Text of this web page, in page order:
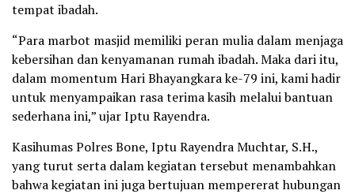
tempat ibadah.
“Para marbot masjid memiliki peran mulia dalam menjaga
kebersihan dan kenyamanan rumah ibadah. Maka dari itu,
dalam momentum Hari Bhayangkara ke-79 ini, kami hadir
untuk menyampaikan rasa terima kasih melalui bantuan
sederhana ini,” ujar Iptu Rayendra.
Kasihumas Polres Bone, Iptu Rayendra Muchtar, S.H.,
yang turut serta dalam kegiatan tersebut menambahkan
bahwa kegiatan ini juga bertujuan mempererat hubungan